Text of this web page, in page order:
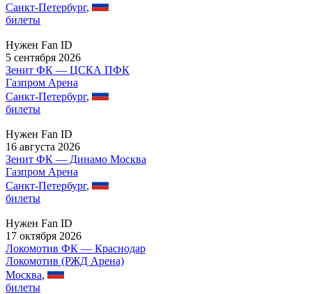
Санкт-Петербург,
билеты
Нужен Fan ID
5 сентября 2026
Зенит ФК — ЦСКА ПФК
Газпром Арена
Санкт-Петербург,
билеты
Нужен Fan ID
16 августа 2026
Зенит ФК — Динамо Москва
Газпром Арена
Санкт-Петербург,
билеты
Нужен Fan ID
17 октября 2026
Локомотив ФК — Краснодар
Локомотив (РЖД Арена)
Москва,
билеты